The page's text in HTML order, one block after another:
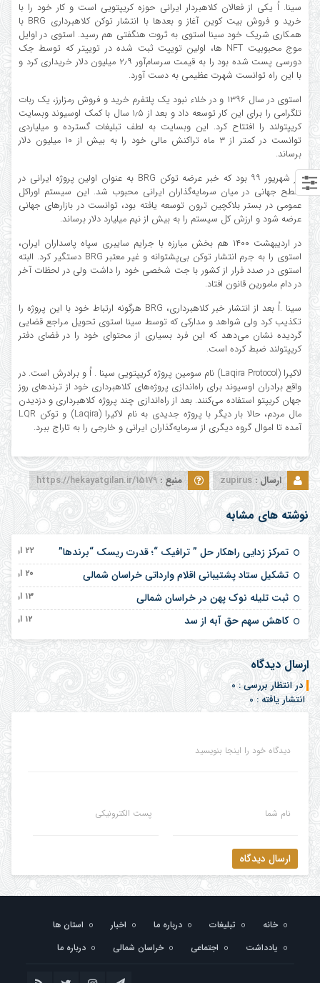
سینا. اُ یکی از فعالان کلاهبردار ایرانی حوزه کریپتویی است و کار خود را با
خرید و فروش بیت کوین آغاز و بعدها با انتشار توکن کلاهبرداری BRG با
همکاری شریک خود سینا استوی به ثروت هنگفتی هم رسید. استوی در اوایل
موج محبوبیت NFT ها، اولین توییت ثبت شده در توییتر که توسط جک
دورسی پست شده بود را به قیمت سرسام‌آور ۲٫۹ میلیون دلار خریداری کرد و
با این راه توانست شهرت عظیمی به دست آورد.
استوی در سال ۱۳۹۶ و در خلاء نبود یک پلتفرم خرید و فروش رمزارز، یک ربات
تلگرامی را برای این کار توسعه داد و بعد از ۱٫۵ سال با کمک اوسیوند وبسایت
کریپتولند را افتتاح کرد. این وبسایت به لطف تبلیغات گسترده و میلیاردی
توانست در کمتر از ۳ ماه تراکنش مالی خود را به بیش از ۱۰ میلیون دلار
برساند.
در شهریور ۹۹ بود که خبر عرضه توکن BRG به عنوان اولین پروژه ایرانی در
سطح جهانی در میان سرمایه‌گذاران ایرانی محبوب شد. این سیستم اوراکل
عمومی در بستر بلاکچین ترون توسعه یافته بود، توانست در بازارهای جهانی
عرضه شود و ارزش کل سیستم را به بیش از نیم میلیارد دلار برساند.
در اردیبهشت ۱۴۰۰ هم بخش مبارزه با جرایم سایبری سپاه پاسداران ایران،
استوی را به جرم انتشار توکن بی‌پشتوانه و غیر معتبر BRG دستگیر کرد. البته
استوی در صدد فرار از کشور با جت شخصی خود را داشت ولی در لحظات آخر
در دام مامورین قانون افتاد.
سینا .اُ بعد از انتشار خبر کلاهبرداری، BRG هرگونه ارتباط خود با این پروژه را
تکذیب کرد ولی شواهد و مدارکی که توسط سینا استوی تحویل مراجع قضایی
گردیده نشان می‌دهد که این فرد بسیاری از محتوای خود را در فضای دفتر
کریپتولند ضبط کرده است.
لاکیرا (Laqira Protocol) نام سومین پروژه کریپتویی سینا . اُ و برادرش است. در
واقع برادران اوسیوند برای راه‌اندازی پروژه‌های کلاهبرداری خود از ترندهای روز
جهان کریپتو استفاده می‌کنند. بعد از راه‌اندازی چند پروژه کلاهبرداری و دزدیدن
مال مردم، حالا بار دیگر با پروژه جدیدی به نام لاکیرا (Laqira) و توکن LQR
آمده تا اموال گروه دیگری از سرمایه‌گذاران ایرانی و خارجی را به تاراج ببرد.
ارسال : zupirus منبع : https://hekayatgilan.ir/15179
نوشته های مشابه
تمرکز زدایی راهکار حل ” ترافیک “؛ قدرت ریسک “برندها” ۲۲ اردیبهشت ۱۴۰۵
تشکیل ستاد پشتیبانی اقلام وارداتی خراسان شمالی ۲۰ اردیبهشت ۱۴۰۵
ثبت تلیله نوک پهن در خراسان شمالی ۱۳ اردیبهشت ۱۴۰۵
کاهش سهم حق آبه از سد ۱۲ اردیبهشت ۱۴۰۵
ارسال دیدگاه
در انتظار بررسی : 0
انتشار یافته : 0
دیدگاه خود را اینجا بنویسید
نام شما پست الکترونیکی
ارسال دیدگاه
خانه تبلیغات درباره ما اخبار
استان ها
یادداشت
اجتماعی خراسان شمالی درباره ما